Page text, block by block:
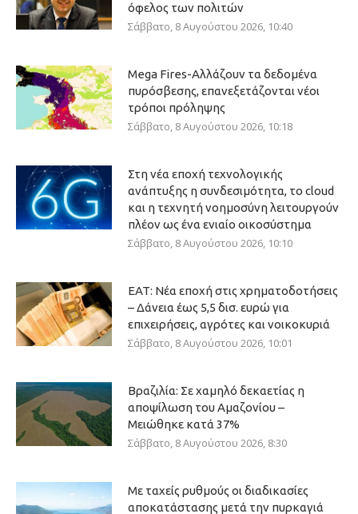
όφελος των πολιτών
Σάββατο, 8 Αυγούστου 2026, 10:40
Mega Fires-Αλλάζουν τα δεδομένα
πυρόσβεσης, επανεξετάζονται νέοι
τρόποι πρόληψης
Σάββατο, 8 Αυγούστου 2026, 10:18
Στη νέα εποχή τεχνολογικής
ανάπτυξης η συνδεσιμότητα, το cloud
και η τεχνητή νοημοσύνη λειτουργούν
πλέον ως ένα ενιαίο οικοσύστημα
Σάββατο, 8 Αυγούστου 2026, 10:10
ΕΑΤ: Νέα εποχή στις χρηματοδοτήσεις
– Δάνεια έως 5,5 δισ. ευρώ για
επιχειρήσεις, αγρότες και νοικοκυριά
Σάββατο, 8 Αυγούστου 2026, 10:01
Βραζιλία: Σε χαμηλό δεκαετίας η
αποψίλωση του Αμαζονίου –
Μειώθηκε κατά 37%
Σάββατο, 8 Αυγούστου 2026, 8:30
Με ταχείς ρυθμούς οι διαδικασίες
αποκατάστασης μετά την πυρκαγιά